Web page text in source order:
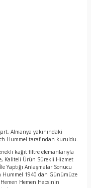
Almanya yakınındaki
Hummel tarafından kuruldu.
kağıt filtre elemanlarıyla
Kaliteli Ürün Sürekli Hizmet
Yaptığı Anlaşmalar Sonucu
Hummel 1940 dan Günümüze
Hemen Hepsinin